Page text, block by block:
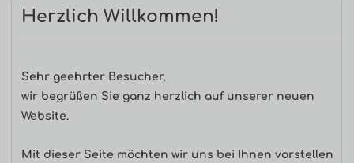
Herzlich Willkommen!
Sehr geehrter Besucher,
wir begrüßen Sie ganz herzlich auf unserer neuen
Website.
Mit dieser Seite möchten wir uns bei Ihnen vorstellen
Seitenleiste